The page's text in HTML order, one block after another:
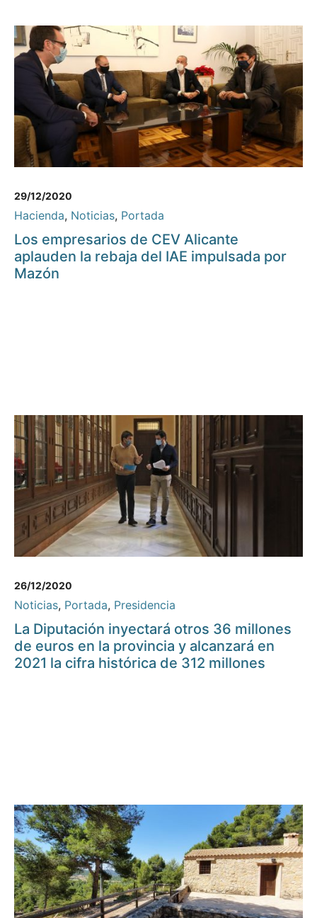
29/12/2020
Hacienda, Noticias, Portada
Los empresarios de CEV Alicante
aplauden la rebaja del IAE impulsada por
Mazón
26/12/2020
Noticias, Portada, Presidencia
La Diputación inyectará otros 36 millones
de euros en la provincia y alcanzará en
2021 la cifra histórica de 312 millones